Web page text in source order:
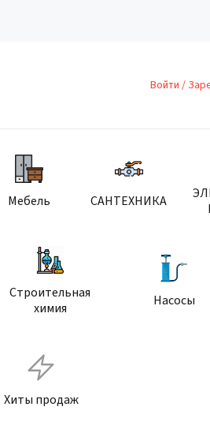
Войти /
Мебель САНТЕХНИКА
Строительная
химия
Насосы
Хиты продаж